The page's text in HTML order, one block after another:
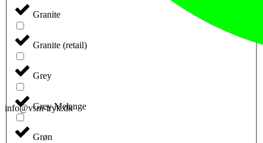
Granite
Granite (retail)
Grey
Grey Melange
Grøn
info@vsm-tryk.dk